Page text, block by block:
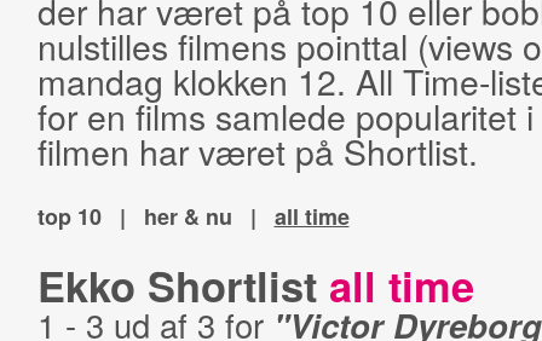
der har været på top 10 eller
nulstilles filmens pointtal (views
mandag klokken 12. All Time-
for en films samlede popularitet
filmen har været på Shortlist.
top 10 | her & nu | all time
Ekko Shortlist all time
1 - 3 ud af 3 for "Victor